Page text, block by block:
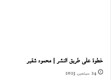
خطوة على طريق النشر | محمود شقير
24 سبتمبر، 2023